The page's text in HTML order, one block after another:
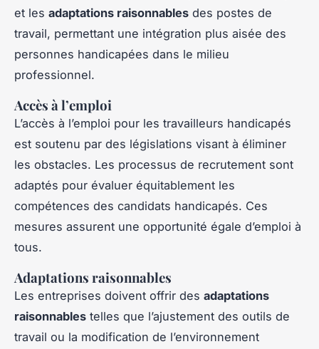
et les adaptations raisonnables des postes de
travail, permettant une intégration plus aisée des
personnes handicapées dans le milieu
professionnel.
Accès à l’emploi
L’accès à l’emploi pour les travailleurs handicapés
est soutenu par des législations visant à éliminer
les obstacles. Les processus de recrutement sont
adaptés pour évaluer équitablement les
compétences des candidats handicapés. Ces
mesures assurent une opportunité égale d’emploi à
tous.
Adaptations raisonnables
Les entreprises doivent offrir des adaptations
raisonnables telles que l’ajustement des outils de
travail ou la modification de l’environnement